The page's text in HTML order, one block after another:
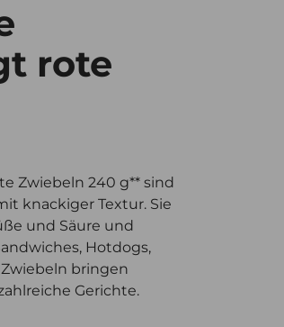
rote
Zwiebeln 240 g** sind
knackiger Textur. Sie
und Säure und
Hotdogs,
bringen
Gerichte.